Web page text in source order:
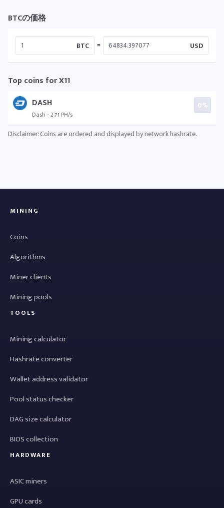
BTCの価格
BTC = USD
Top coins for X11
DASH
Dash - 2.71 PH/s
0%
Disclaimer: Coins are ordered and displayed by network hashrate.
MINING
Coins
Algorithms
Miner clients
Mining pools
TOOLS
Mining calculator
Hashrate converter
Wallet address validator
Pool status checker
DAG size calculator
BIOS collection
HARDWARE
ASIC miners
GPU cards